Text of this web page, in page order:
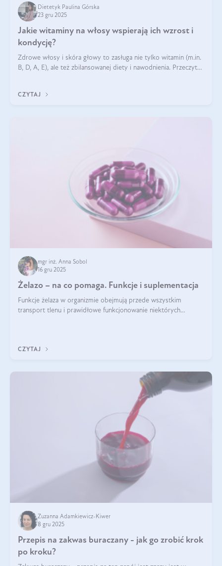
Dietetyk Paulina Górska
23 gru 2025
Jakie witaminy na włosy wspierają ich wzrost i
kondycję?
Zdrowe włosy i skóra głowy to zasługa nie tylko witamin (m.in.
B, D, A, E), ale też zbilansowanej diety i nawodnienia. Przeczytaj
CZYTAJ
mgr inż. Anna Sobol
16 gru 2025
Żelazo – na co pomaga. Funkcje i suplementacja
Funkcje żelaza w organizmie obejmują przede wszystkim
transport tlenu i prawidłowe funkcjonowanie niektórych
CZYTAJ
Zuzanna Adamkiewicz-Kiwer
8 gru 2025
Przepis na zakwas buraczany - jak go zrobić krok
po kroku?